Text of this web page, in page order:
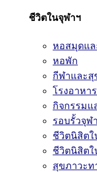
ชีวิตในจุฬาฯ
หอสมุดแล
หอพัก
กีฬาและ
โรงอาหา
กิจกรรมแ
รอบรั้วจุฬ
ชีวิตนิสิตใ
ชีวิตนิสิตใ
สุขภาวะท